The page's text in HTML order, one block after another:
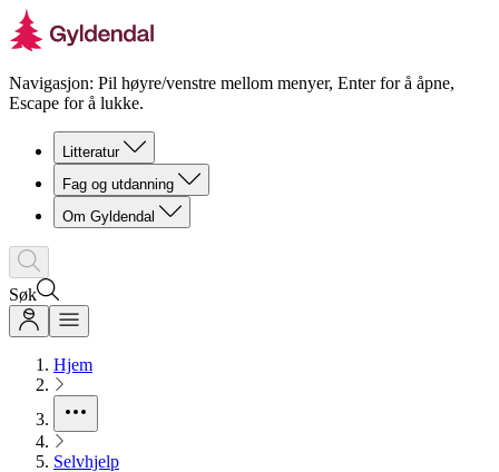
Navigasjon: Pil høyre/venstre mellom menyer, Enter for å åpne,
Escape for å lukke.
Litteratur
Fag og utdanning
Om Gyldendal
Søk
Hjem
Selvhjelp